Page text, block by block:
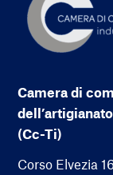
Camera di
(Cc-Ti)
Corso Elvezia